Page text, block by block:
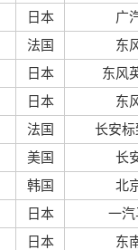
日本
广
法国
东
日本
东风
日本
东
法国
长安
美国
长
韩国
北
日本
一汽
日本
东